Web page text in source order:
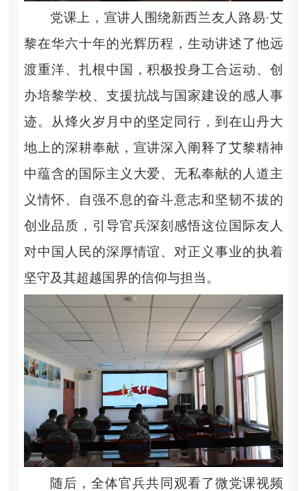
党课上，宣讲人围绕新西兰友人路易·艾
黎在华六十年的光辉历程，生动讲述了他远
渡重洋、扎根中国，积极投身工合运动、创
办培黎学校、支援抗战与国家建设的感人事
迹。从烽火岁月中的坚定同行，到在山丹大
地上的深耕奉献，宣讲深入阐释了艾黎精神
中蕴含的国际主义大爱、无私奉献的人道主
义情怀、自强不息的奋斗意志和坚韧不拔的
创业品质，引导官兵深刻感悟这位国际友人
对中国人民的深厚情谊、对正义事业的执着
坚守及其超越国界的信仰与担当。
随后，全体官兵共同观看了微党课视频